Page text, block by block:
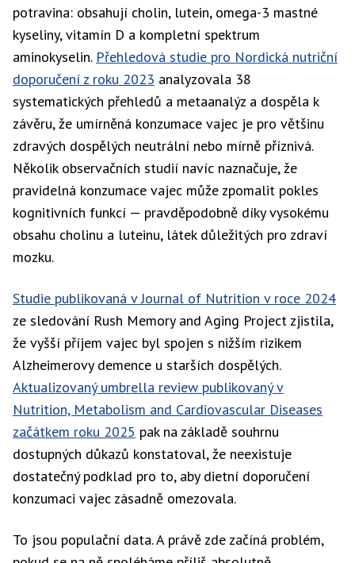
potravina: obsahují cholin, lutein, omega-3 mastné
kyseliny, vitamín D a kompletní spektrum
aminokyselin. Přehledová studie pro Nordická nutriční
doporučení z roku 2023 analyzovala 38
systematických přehledů a metaanalýz a dospěla k
závěru, že umírněná konzumace vajec je pro většinu
zdravých dospělých neutrální nebo mírně příznivá.
Několik observačních studií navíc naznačuje, že
pravidelná konzumace vajec může zpomalit pokles
kognitivních funkcí — pravděpodobně díky vysokému
obsahu cholinu a luteinu, látek důležitých pro zdraví
mozku.
Studie publikovaná v Journal of Nutrition v roce 2024
ze sledování Rush Memory and Aging Project zjistila,
že vyšší příjem vajec byl spojen s nižším rizikem
Alzheimerovy demence u starších dospělých.
Aktualizovaný umbrella review publikovaný v
Nutrition, Metabolism and Cardiovascular Diseases
začátkem roku 2025 pak na základě souhrnu
dostupných důkazů konstatoval, že neexistuje
dostatečný podklad pro to, aby dietní doporučení
konzumaci vajec zásadně omezovala.
To jsou populační data. A právě zde začíná problém,